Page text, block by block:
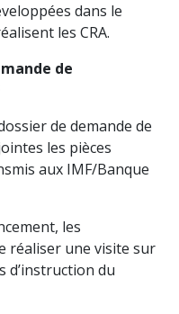
dans le
les CRA.
de
de demande de
les pièces
aux IMF/Banque
les
réaliser une visite sur
d’instruction du